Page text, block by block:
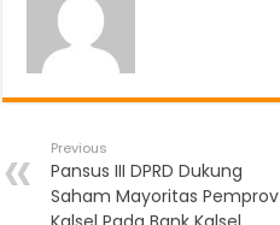
Previous
Pansus III DPRD Dukung
Saham Mayoritas Pemprov